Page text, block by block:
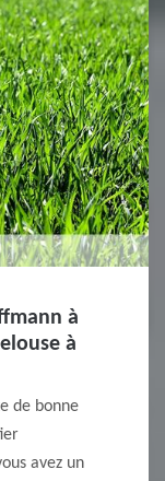
à
à
de bonne
avez un